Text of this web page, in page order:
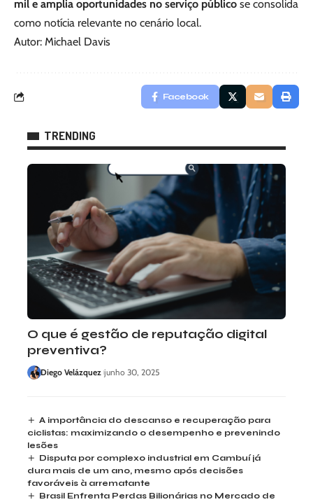
mil e amplia oportunidades no serviço público se consolida
como notícia relevante no cenário local.
Autor: Michael Davis
Facebook
TRENDING
O que é gestão de reputação digital
preventiva?
Diego Velázquez junho 30, 2025
A importância do descanso e recuperação para
ciclistas: maximizando o desempenho e prevenindo
lesões
Disputa por complexo industrial em Cambuí já
dura mais de um ano, mesmo após decisões
favoráveis à arrematante
Brasil Enfrenta Perdas Bilionárias no Mercado de